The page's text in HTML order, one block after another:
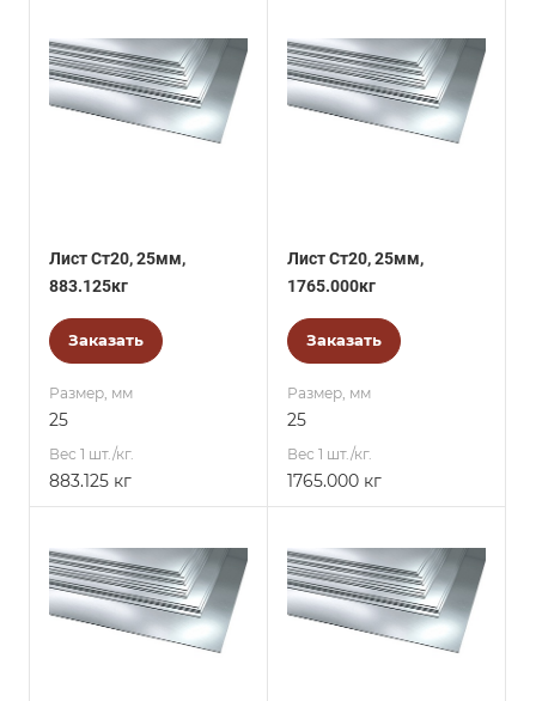
Лист Ст20, 25мм,
883.125кг
Заказать
Размер, мм
25
Вес 1 шт./кг.
883.125 кг
Лист Ст20, 25мм,
1765.000кг
Заказать
Размер, мм
25
Вес 1 шт./кг.
1765.000 кг